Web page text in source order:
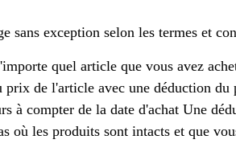
exception selon les termes et
quel article que vous avez
prix de l'article avec une déduction
à compter de la date d'achat Une
où les produits sont intacts et que